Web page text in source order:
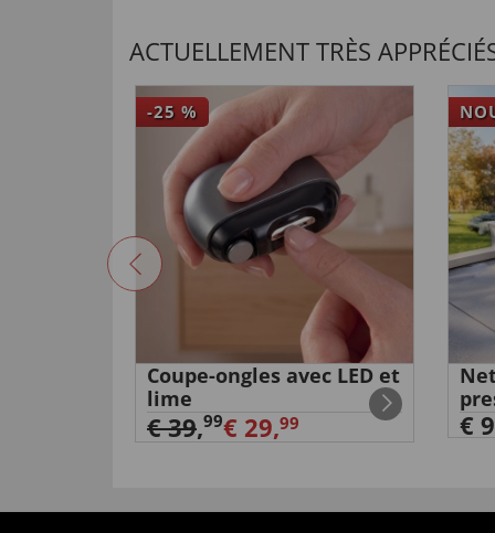
ACTUELLEMENT TRÈS
-25 %
Coupe-ongles avec LED et
lime
€ 39,99€ 29,99 €